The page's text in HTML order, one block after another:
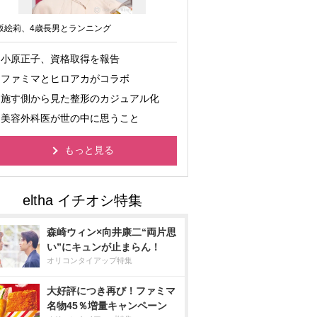
絵莉、4歳長男とランニング
小原正子、資格取得を報告
ファミマとヒロアカがコラボ
施す側から見た整形のカジュアル化
美容外科医が世の中に思うこと
もっと見る
森崎ウィン×向井康二“両片思
い”にキュンが止まらん！
オリコンタイアップ特集
大好評につき再び！ファミマ
名物45％増量キャンペーン